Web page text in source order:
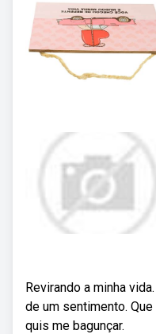
Revirando a minha
de um sentimento.
quis me bagunçar.